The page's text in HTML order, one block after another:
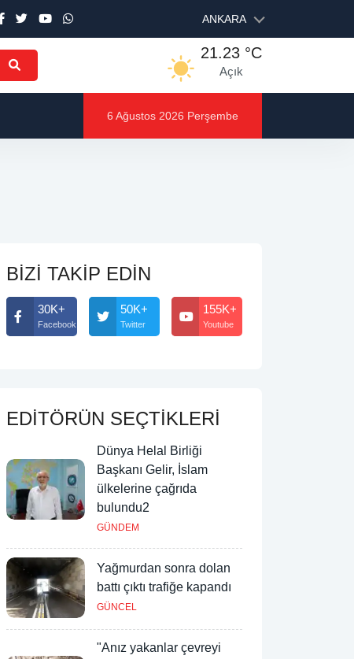
ANKARA
21.23 °C
Açık
6 Ağustos 2026 Perşembe
BİZİ TAKİP EDİN
30K+
Facebook
50K+
Twitter
155K+
Youtube
EDİTÖRÜN SEÇTİKLERİ
Dünya Helal Birliği
Başkanı Gelir, İslam
ülkelerine çağrıda
bulundu2
GÜNDEM
Yağmurdan sonra dolan
battı çıktı trafiğe kapandı
GÜNCEL
"Anız yakanlar çevreyi